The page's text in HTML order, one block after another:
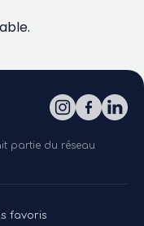
partie du réseau
favoris